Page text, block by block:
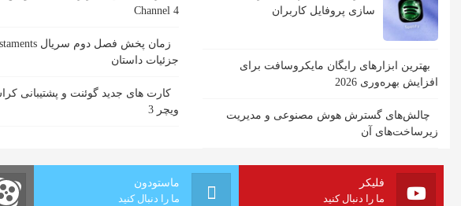
سازی پروفایل کاربران
بهترین ابزارهای رایگان مایکروسافت برای
افزایش بهره‌وری 2026
چالش‌های گسترش هوش مصنوعی و مدیریت
زیرساخت‌های آن
Channel 4
جزئیات داستان
کارت های جدید گوئنت و پشتیبانی
ویچر 3
ماستودون
ما را دنبال کنید
فلیکر
ما را دنبال کنید